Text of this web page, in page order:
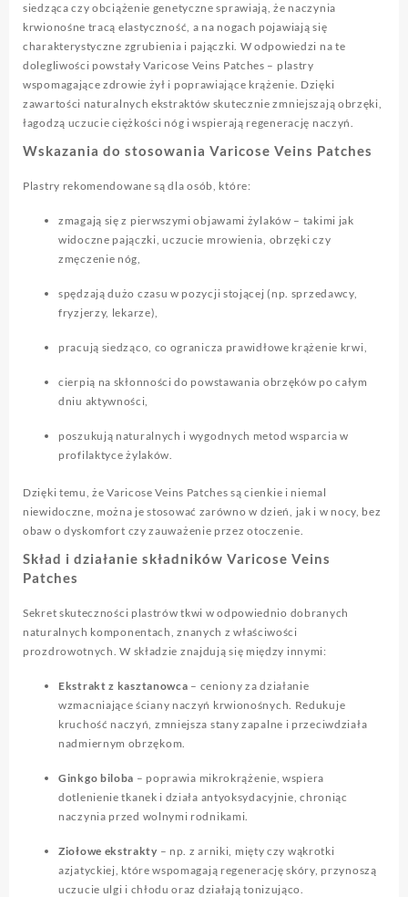
siedząca czy obciążenie genetyczne sprawiają, że naczynia
krwionośne tracą elastyczność, a na nogach pojawiają się
charakterystyczne zgrubienia i pajączki. W odpowiedzi na te
dolegliwości powstały Varicose Veins Patches – plastry
wspomagające zdrowie żył i poprawiające krążenie. Dzięki
zawartości naturalnych ekstraktów skutecznie zmniejszają obrzęki,
łagodzą uczucie ciężkości nóg i wspierają regenerację naczyń.
Wskazania do stosowania Varicose Veins Patches
Plastry rekomendowane są dla osób, które:
zmagają się z pierwszymi objawami żylaków – takimi jak
widoczne pajączki, uczucie mrowienia, obrzęki czy
zmęczenie nóg,
spędzają dużo czasu w pozycji stojącej (np. sprzedawcy,
fryzjerzy, lekarze),
pracują siedząco, co ogranicza prawidłowe krążenie krwi,
cierpią na skłonności do powstawania obrzęków po całym
dniu aktywności,
poszukują naturalnych i wygodnych metod wsparcia w
profilaktyce żylaków.
Dzięki temu, że Varicose Veins Patches są cienkie i niemal
niewidoczne, można je stosować zarówno w dzień, jak i w nocy, bez
obaw o dyskomfort czy zauważenie przez otoczenie.
Skład i działanie składników Varicose Veins
Patches
Sekret skuteczności plastrów tkwi w odpowiednio dobranych
naturalnych komponentach, znanych z właściwości
prozdrowotnych. W składzie znajdują się między innymi:
Ekstrakt z kasztanowca – ceniony za działanie
wzmacniające ściany naczyń krwionośnych. Redukuje
kruchość naczyń, zmniejsza stany zapalne i przeciwdziała
nadmiernym obrzękom.
Ginkgo biloba – poprawia mikrokrążenie, wspiera
dotlenienie tkanek i działa antyoksydacyjnie, chroniąc
naczynia przed wolnymi rodnikami.
Ziołowe ekstrakty – np. z arniki, mięty czy wąkrotki
azjatyckiej, które wspomagają regenerację skóry, przynoszą
uczucie ulgi i chłodu oraz działają tonizująco.